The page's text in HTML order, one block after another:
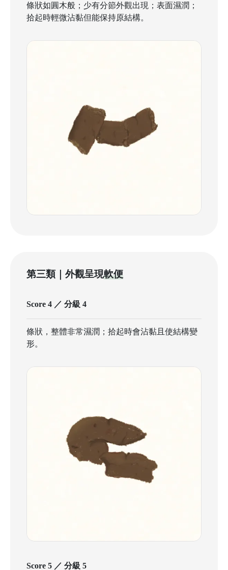
條狀如圓木般；少有分節外觀出現；表面濕潤；
拾起時輕微沾黏但能保持原結構。
第三類｜外觀呈現軟便
Score 4 ／ 分級 4
條狀，整體非常濕潤；拾起時會沾黏且使結構變
形。
Score 5 ／ 分級 5